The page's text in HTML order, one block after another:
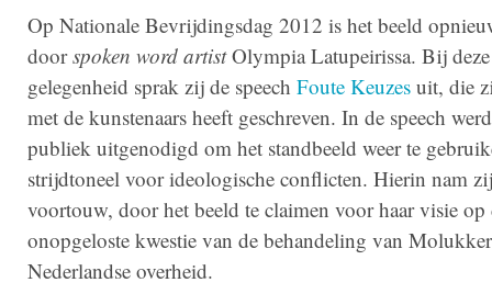
Op Nationale Bevrijdingsdag 2012 is het beeld
doorspoken word artistOlympia Latupeirissa. Bij deze
gelegenheid sprak zij de speech Foute Keuzes uit, die
met de kunstenaars heeft geschreven. In de speech
publiek uitgenodigd om het standbeeld weer te
strijdtoneel voor ideologische conflicten. Hierin nam
voortouw, door het beeld te claimen voor haar visie op
onopgeloste kwestie van de behandeling van
Nederlandse overheid.